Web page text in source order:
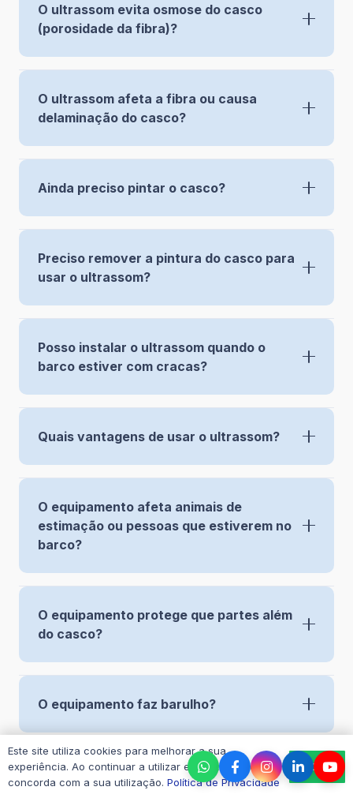
O ultrassom evita osmose do casco
(porosidade da fibra)?
O ultrassom afeta a fibra ou causa
delaminação do casco?
Ainda preciso pintar o casco?
Preciso remover a pintura do casco para
usar o ultrassom?
Posso instalar o ultrassom quando o
barco estiver com cracas?
Quais vantagens de usar o ultrassom?
O equipamento afeta animais de
estimação ou pessoas que estiverem no
barco?
O equipamento protege que partes além
do casco?
O equipamento faz barulho?
O uso contínuo estraga a bateria do
Este site utiliza cookies para melhorar a sua
experiência. Ao continuar a utilizar este site, você
concorda com a sua utilização. Política de Privacidade
Ok